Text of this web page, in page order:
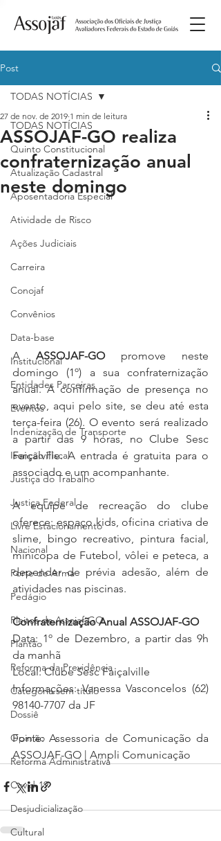
Post
TODAS NOTÍCIAS
Quinto Constitucional
Atualização Cadastral
Aposentadoria Especial
Atividade de Risco
Ações Judiciais
Carreira
Conojaf
Convênios
Data-base
Institucional
Entidades Parceiras
Eventos
Indenização de Transporte
Isenção Fiscal
Justiça do Trabalho
Justiça Federal
Livre Estacionamento
Nacional
Porte de Arma
Pedágio
Pleitos da Assojaf-GO
Plantão
Reforma da Previdência
Categoria sem título
Dossiê
Opinião
Reforma Administrativa
Covid-19
Desjudicialização
Cultural
TODAS NOTÍCIAS
ASSOJAF-GO realiza
confraternização anual
neste domingo
27 de nov. de 2019 1 min de leitura
A ASSOJAF-GO promove neste
domingo (1º) a sua confraternização
anual. A confirmação de presença no
evento, aqui pelo site, se deu até esta
terça-feira (26). O evento será realizado
a partir das 9 horas, no Clube Sesc
Faiçalville. A entrada é gratuita para o
associado e um acompanhante.
A equipe de recreação do clube
oferece: espaço kids, oficina criativa de
slime, bingo recreativo, pintura facial,
minicopa de Futebol, vôlei e peteca, a
depender de prévia adesão, além de
atividades nas piscinas.
Confraternização Anual ASSOJAF-GO
Data: 1º de Dezembro, a partir das 9h
da manhã
Local: Clube Sesc Faiçalville
Informações: Vanessa Vasconcelos (62)
98140-7707 da JF
Fonte: Assessoria de Comunicação da
ASSOJAF-GO | Ampli Comunicação